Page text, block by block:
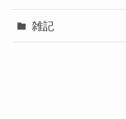
雑記